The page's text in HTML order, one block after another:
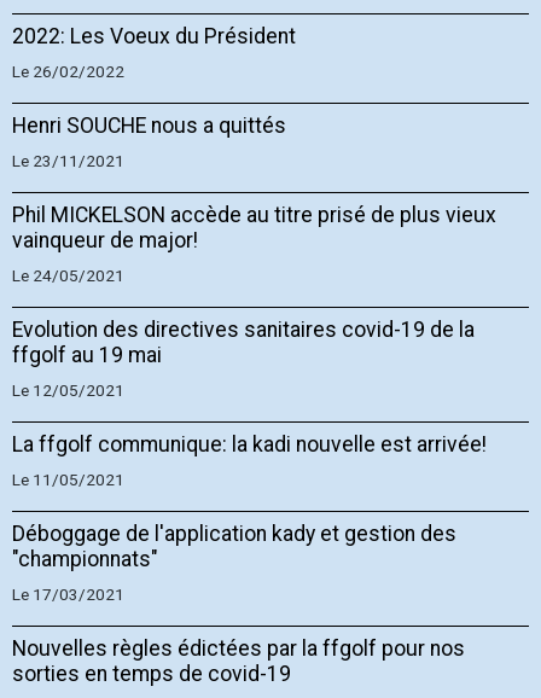
2022: Les Voeux du Président
Le 26/02/2022
Henri SOUCHE nous a quittés
Le 23/11/2021
Phil MICKELSON accède au titre prisé de plus vieux
vainqueur de major!
Le 24/05/2021
Evolution des directives sanitaires covid-19 de la
ffgolf au 19 mai
Le 12/05/2021
La ffgolf communique: la kadi nouvelle est arrivée!
Le 11/05/2021
Déboggage de l'application kady et gestion des
"championnats"
Le 17/03/2021
Nouvelles règles édictées par la ffgolf pour nos
sorties en temps de covid-19